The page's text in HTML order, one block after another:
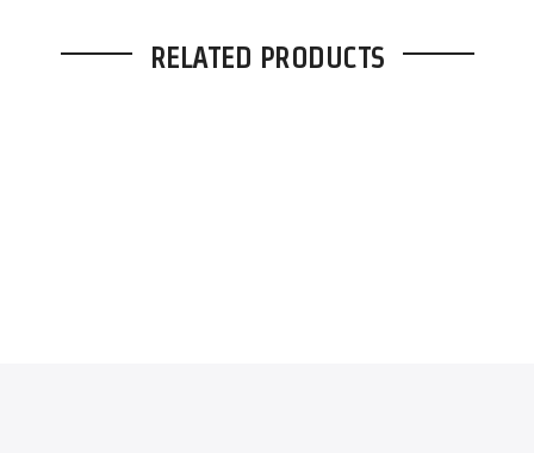
RELATED PRODUCTS